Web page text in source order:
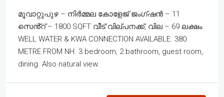
മൂവാറ്റുപുഴ – നിർമ്മല കോളേജ് ജംഗ്ഷൻ – 11
സെൻ്റ് – 1800 SQFT വീട് വില്പനക്ക്, വില – 69 ലക്ഷം.
WELL WATER & KWA CONNECTION AVAILABLE. 380
METRE FROM NH. 3 bedroom, 2 bathroom, guest room,
dining. Also natural view.